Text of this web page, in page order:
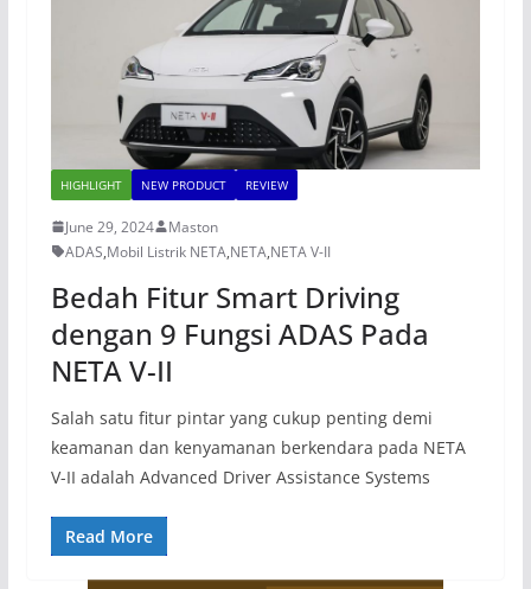
HIGHLIGHT NEW PRODUCT REVIEW
June 29, 2024
Maston
ADAS,Mobil Listrik NETA,NETA,NETA V-II
Bedah Fitur Smart Driving
dengan 9 Fungsi ADAS Pada
NETA V-II
Salah satu fitur pintar yang cukup penting demi
keamanan dan kenyamanan berkendara pada NETA
V-II adalah Advanced Driver Assistance Systems
Read More